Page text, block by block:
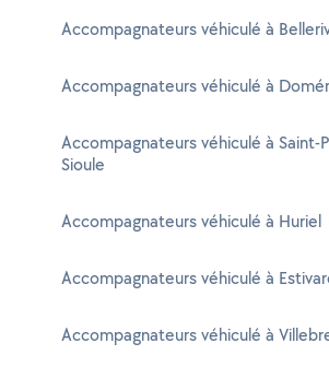
Accompagnateurs véhiculé à
Accompagnateurs véhiculé à
Accompagnateurs véhiculé à Saint-
Sioule
Accompagnateurs véhiculé à Huriel
Accompagnateurs véhiculé à
Accompagnateurs véhiculé à